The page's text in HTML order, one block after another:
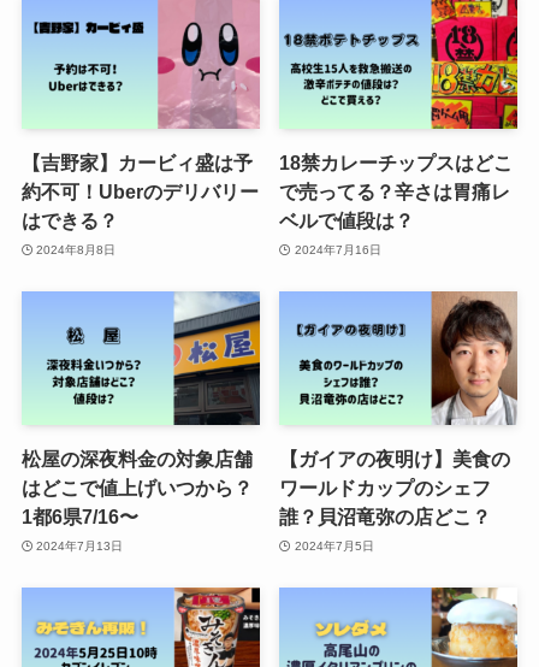
【吉野家】カービィ盛は予
約不可！Uberのデリバリー
はできる？
2024年8月8日
18禁カレーチップスはどこ
で売ってる？辛さは胃痛レ
ベルで値段は？
2024年7月16日
松屋の深夜料金の対象店舗
はどこで値上げいつから？
1都6県7/16〜
2024年7月13日
【ガイアの夜明け】美食の
ワールドカップのシェフ
誰？貝沼竜弥の店どこ？
2024年7月5日